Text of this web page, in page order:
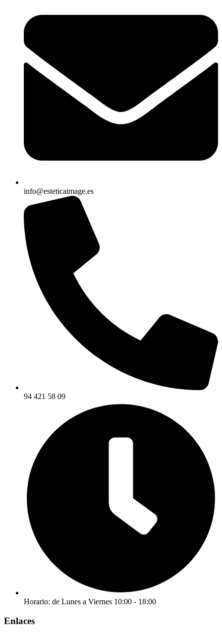
info@esteticaimage.es
94 421 58 09
Horario: de Lunes a Viernes 10:00 - 18:00
Enlaces